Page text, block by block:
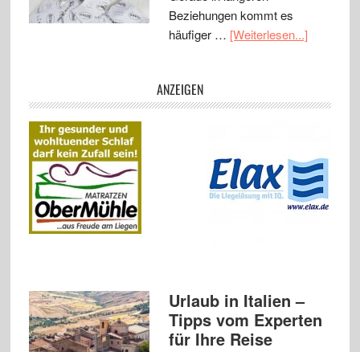
Beziehungen kommt es
häufiger … [Weiterlesen...]
ANZEIGEN
Urlaub in Italien –
Tipps vom Experten
für Ihre Reise